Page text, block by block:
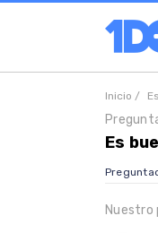
Inicio /
Es
Nuestro